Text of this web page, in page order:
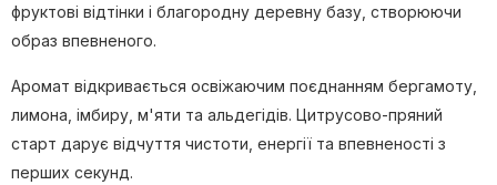
фруктові відтінки і благородну деревну базу, створюючи
образ впевненого.
Аромат відкривається освіжаючим поєднанням бергамоту,
лимона, імбиру, м'яти та альдегідів. Цитрусово-пряний
старт дарує відчуття чистоти, енергії та впевненості з
перших секунд.